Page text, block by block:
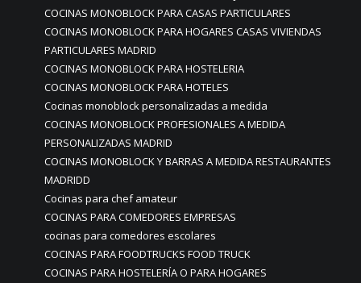
COCINAS MONOBLOCK PARA CASAS PARTICULARES
COCINAS MONOBLOCK PARA HOGARES CASAS VIVIENDAS
PARTICULARES MADRID
COCINAS MONOBLOCK PARA HOSTELERIA
COCINAS MONOBLOCK PARA HOTELES
Cocinas monoblock personalizadas a medida
COCINAS MONOBLOCK PROFESIONALES A MEDIDA
PERSONALIZADAS MADRID
COCINAS MONOBLOCK Y BARRAS A MEDIDA RESTAURANTES
MADRIDD
Cocinas para chef amateur
COCINAS PARA COMEDORES EMPRESAS
cocinas para comedores escolares
COCINAS PARA FOODTRUCKS FOOD TRUCK
COCINAS PARA HOSTELERÍA O PARA HOGARES